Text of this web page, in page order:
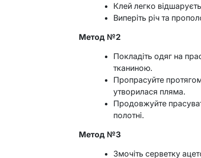
Клей легко
Виперіть річ та
Метод №2
Покладіть одяг на
тканиною.
Пропрасуйте
утворилася пляма.
Продовжуйте
полотні.
Метод №3
Змочіть серветку